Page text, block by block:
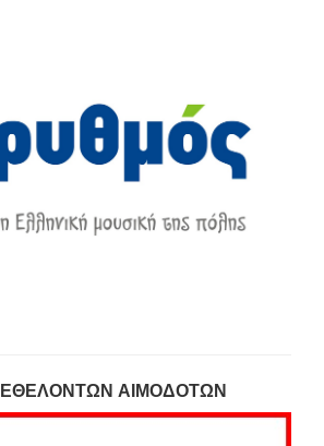
ΑΙΜΟΔΟΤΩΝ